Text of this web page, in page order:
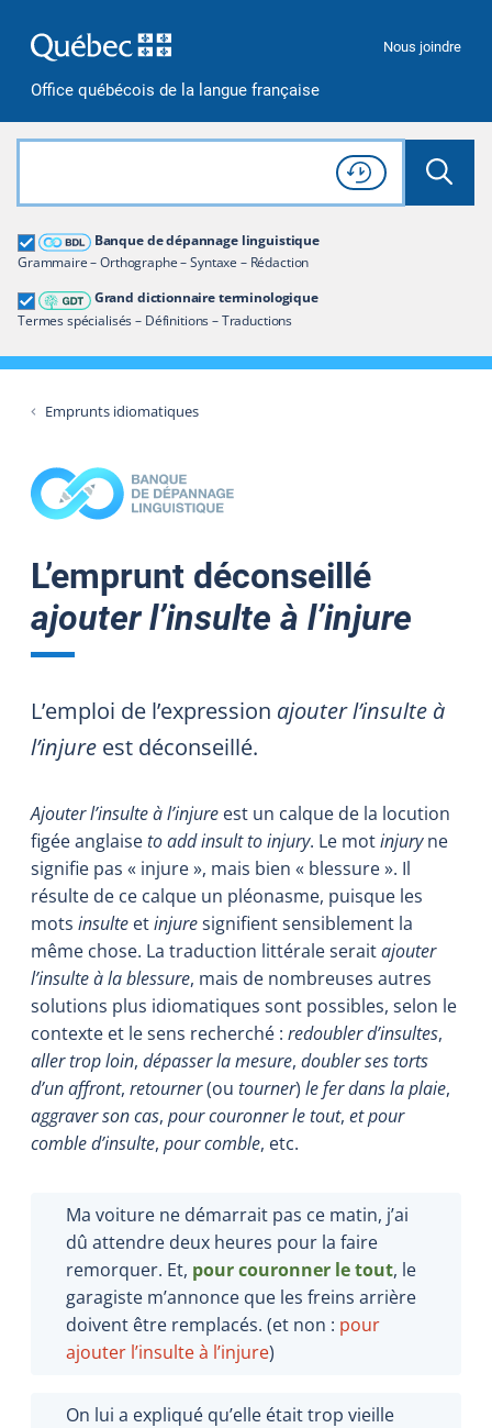
Office québécois de la langue française
Nous joindre
Rechercher dans tout le site
Lancer
Consulter l'
Historique
de recherche
Banque de dépannage linguistique
Grammaire – Orthographe – Syntaxe – Rédaction
Grand dictionnaire terminologique
Termes spécialisés – Définitions – Traductions
Grand dictionnaire terminologique
Restreindre aux termes
Emprunts idiomatiques
L’emprunt déconseillé
ajouter l’insulte à l’injure
L’emploi de l’expression ajouter l’insulte à
l’injure est déconseillé.
Ajouter l’insulte à l’injure est un calque de la locution
figée anglaiseto addinsult to injury. Le motinjuryne
signifie pas « injure », mais bien « blessure ». Il
résulte de ce calque un pléonasme, puisque les
mots insulte etinjuresignifient sensiblement la
même chose. La traduction littérale seraitajouter
l’insulte à la blessure, mais de nombreuses autres
solutions plus idiomatiques sont possibles, selon le
contexte et le sens recherché : redoubler d’insultes,
aller trop loin, dépasser la mesure, doubler ses torts
d’un affront, retourner(ou tourner) le fer dans la plaie,
aggraver son cas, pour couronner le tout, et pour
comble d’insulte, pour comble, etc.
Ma voiture ne démarrait pas ce matin, j’ai
dû attendre deux heures pour la faire
remorquer. Et, pour couronner le tout, le
garagiste m’annonce que les freins arrière
doivent être remplacés. (et non : pour
ajouter l’insulte à l’injure)
On lui a expliqué qu’elle était trop vieille